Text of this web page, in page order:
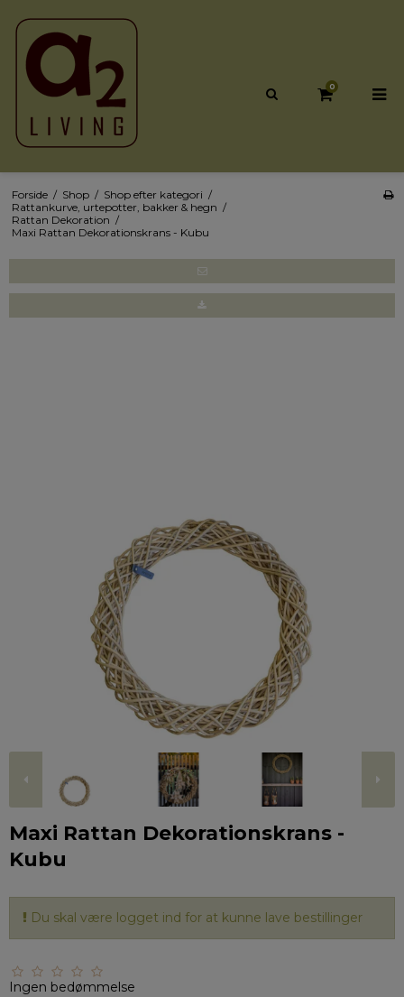
0
Forside / Shop / Shop efter kategori /
Rattankurve, urtepotter, bakker & hegn /
Rattan Dekoration /
Maxi Rattan Dekorationskrans - Kubu
Maxi Rattan Dekorationskrans -
Kubu
Du skal være logget ind for at kunne lave bestillinger
Ingen bedømmelse